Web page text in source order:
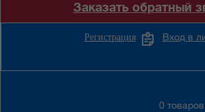
Заказать обратный
Вход в
Регистрация
0